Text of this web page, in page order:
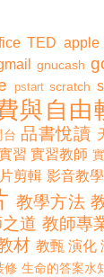
TED apple
gnucash
pstart scratch
與自由
台 品書悅讀
習 實習教師
剪輯 影音教學
教學方法
道 教師專
材 教甄 演化
修 生命的答案水